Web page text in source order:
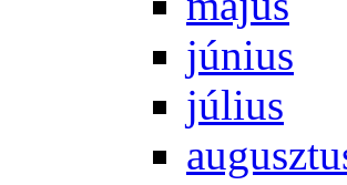
jú­ni­us
jú­li­us